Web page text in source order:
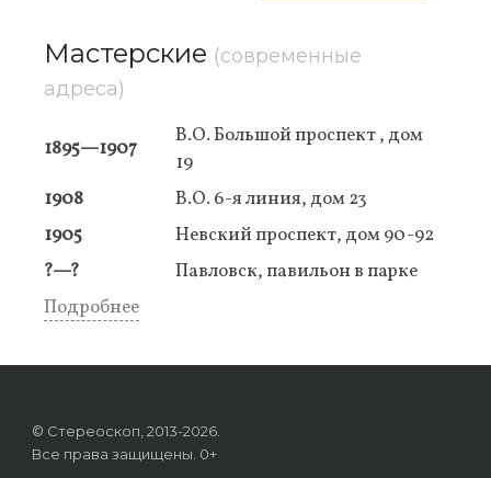
Мастерские (современные
адреса)
1895—1907
В.О. Большой проспект , дом
19
1908
В.О. 6-я линия, дом 23
1905
Невский проспект, дом 90-92
?—?
Павловск, павильон в парке
Подробнее
© Стереоскоп, 2013-2026.
Все права защищены. 0+